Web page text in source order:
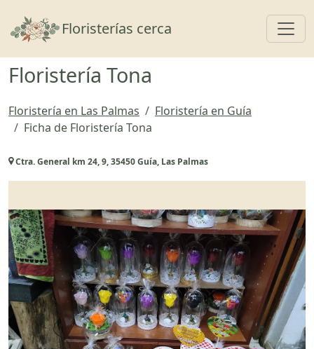
Floristerías cerca
Floristería Tona
Floristería en Las Palmas
Floristería en Guía
Ficha de Floristería Tona
Ctra. General km 24, 9, 35450 Guía, Las Palmas